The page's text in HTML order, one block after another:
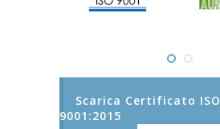
Scarica Certificato ISO
9001:2015